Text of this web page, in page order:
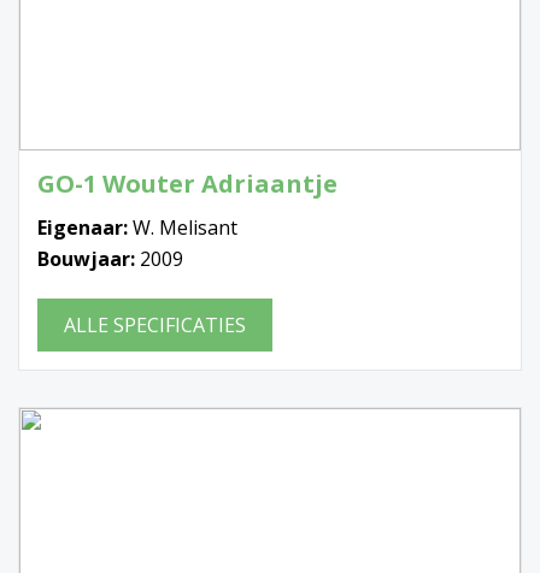
GO-1 Wouter Adriaantje
Eigenaar:W. Melisant
Bouwjaar: 2009
ALLE SPECIFICATIES